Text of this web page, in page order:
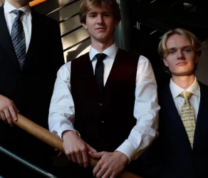
(student.nmh.no)